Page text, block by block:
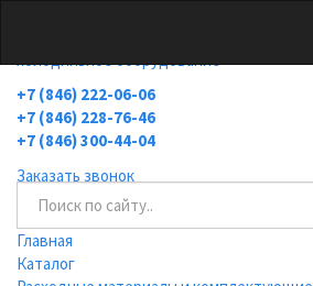
холодильное оборудование
+7 (846) 222-06-06
+7 (846) 228-76-46
+7 (846) 300-44-04
Заказать звонок
Главная
Каталог